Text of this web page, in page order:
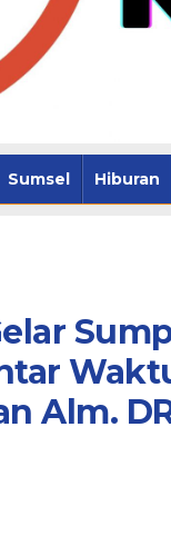
Sumsel Hiburan
Alm.
Pemkot
Kolaborasi